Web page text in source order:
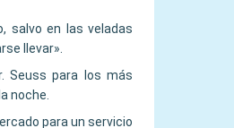
salvo en las veladas
llevar».
Seuss para los más
noche.
para un servicio